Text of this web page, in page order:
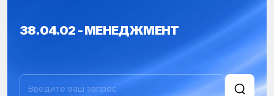
38.04.02 - МЕНЕДЖМЕНТ